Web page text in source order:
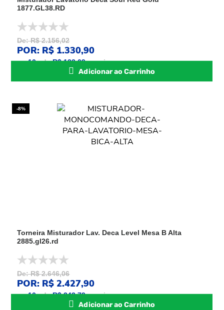
1877.GL38.RD
De: R$ 2.156,02
POR: R$ 1.330,90
ou10xdeR$ 133,09sem juros
Adicionar ao Carrinho
-8%
Torneira Misturador Lav. Deca Level Mesa B Alta
2885.gl26.rd
De: R$ 2.646,06
POR: R$ 2.427,90
ou10xdeR$ 242,79sem juros
Adicionar ao Carrinho